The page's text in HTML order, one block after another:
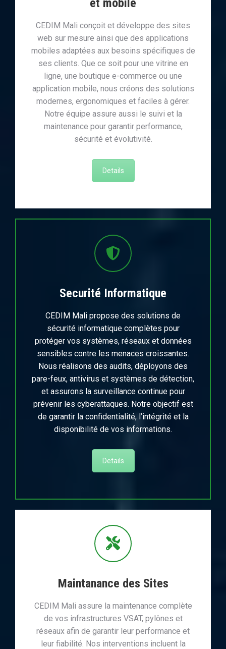
et mobile
CEDIM Mali conçoit et développe des sites
web sur mesure ainsi que des applications
mobiles adaptées aux besoins spécifiques de
ses clients. Que ce soit pour une vitrine en
ligne, une boutique e-commerce ou une
application mobile, nous créons des solutions
modernes, ergonomiques et faciles à gérer.
Notre équipe assure aussi le suivi et la
maintenance pour garantir performance,
sécurité et évolutivité.
Details
Securité Informatique
CEDIM Mali propose des solutions de
sécurité informatique complètes pour
protéger vos systèmes, réseaux et données
sensibles contre les menaces croissantes.
Nous réalisons des audits, déployons des
pare-feux, antivirus et systèmes de détection,
et assurons la surveillance continue pour
prévenir les cyberattaques. Notre objectif est
de garantir la confidentialité, l’intégrité et la
disponibilité de vos informations.
Details
Maintanance des Sites
CEDIM Mali assure la maintenance complète
de vos infrastructures VSAT, pylônes et
réseaux afin de garantir leur performance et
leur fiabilité. Nos interventions incluent la